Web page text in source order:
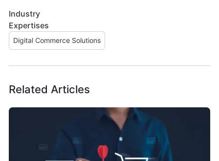
Industry
Expertises
Digital Commerce Solutions
Related Articles